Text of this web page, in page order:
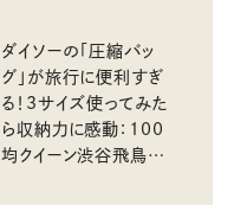
ダイソーの「圧縮バッ
グ」が旅行に便利すぎ
る！3サイズ使ってみた
ら収納力に感動：100
均クイーン渋谷飛鳥の